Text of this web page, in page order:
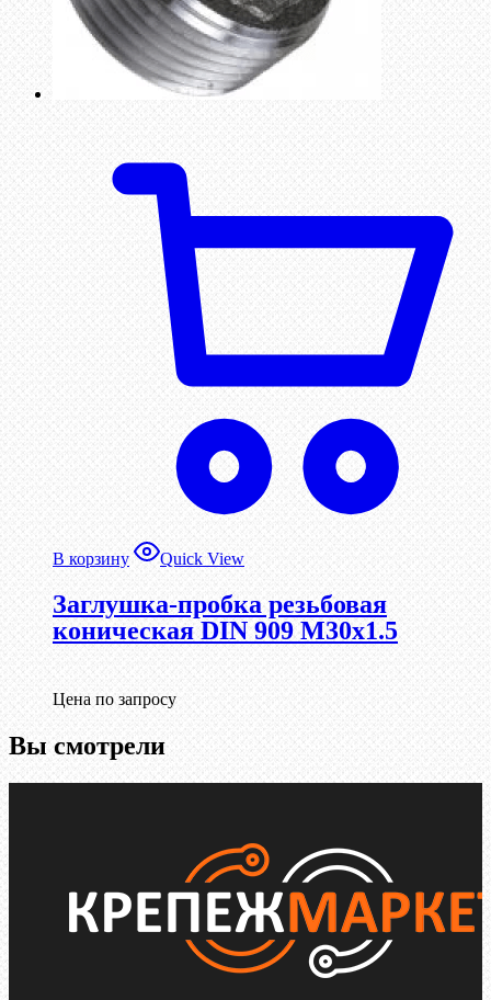
В корзину Quick View
Заглушка-пробка резьбовая
коническая DIN 909 М30х1.5
Цена по запросу
Вы смотрели